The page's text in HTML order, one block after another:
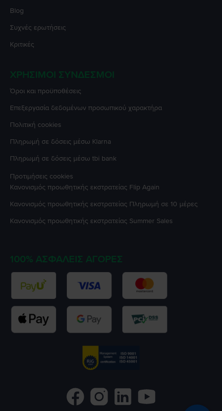
Blog
Συχνές ερωτήσεις
Κριτικές
ΧΡΉΣΙΜΟΙ ΣΎΝΔΕΣΜΟΙ
Όροι και προϋποθέσεις
Επεξεργασία δεδομένων προσωπικού χαρακτήρα
Πολιτική cookies
Πληρωμή σε δόσεις μέσω Klarna
Πληρωμή σε δόσεις μέσω tbi bank
Προτιμήσεις cookies
Κανονισμός προωθητικής εκστρατείας Flip Again
Κανονισμός προωθητικής εκστρατείας Πληρωμή σε 10 μέρες
Κανονισμός προωθητικής εκστρατείας Summer Sales
100% ΑΣΦΑΛΕΊΣ ΑΓΟΡΈΣ